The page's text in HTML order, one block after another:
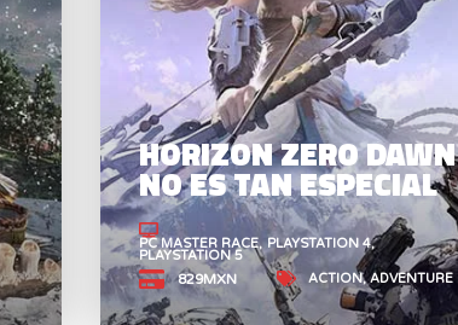
HORIZON FORBIDDEN
WEST ESTÁ
SOBREVALORADÍSIMO
HORIZON ZERO DAWN
NO ES TAN ESPECIAL
PC MASTER RACE PLAYSTATION 4
PLAYSTATION 5
829MXN ACTION ADVENTURE